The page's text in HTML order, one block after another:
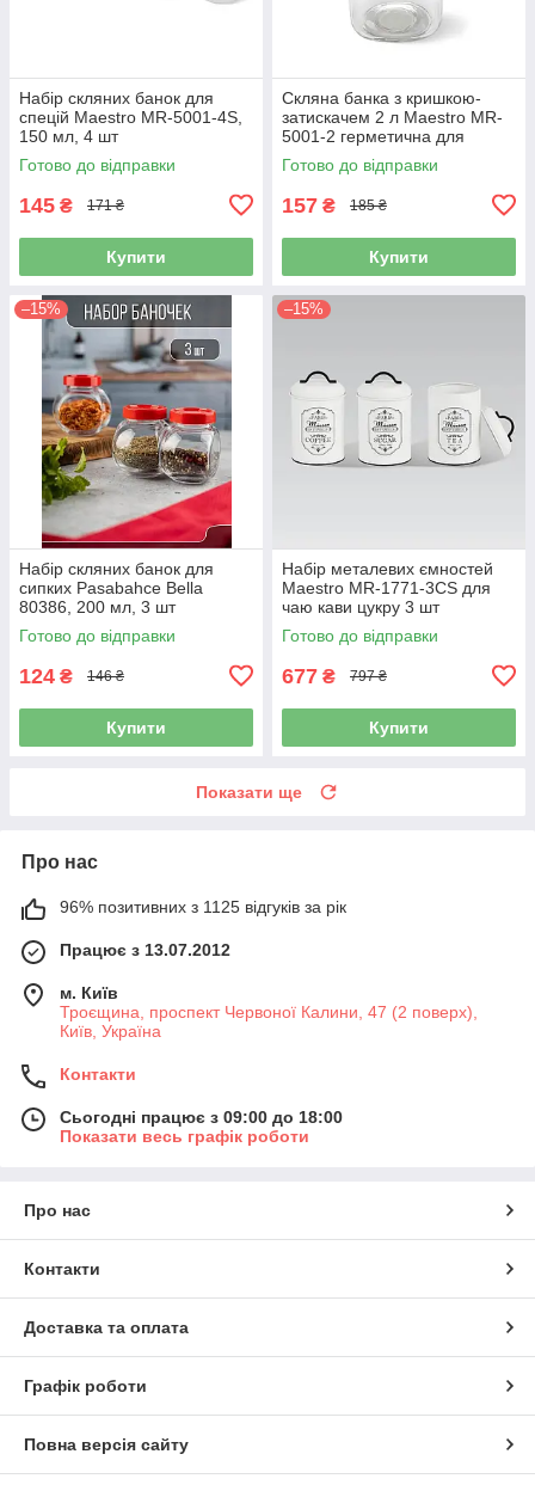
Набір скляних банок для
спецій Maestro MR-5001-4S,
150 мл, 4 шт
Готово до відправки
145 ₴ 171 ₴
Купити
Скляна банка з кришкою-
затискачем 2 л Maestro MR-
5001-2 герметична для
продуктів
Готово до відправки
157 ₴ 185 ₴
Купити
–15%
Набір скляних банок для
сипких Pasabahce Bella
80386, 200 мл, 3 шт
Готово до відправки
124 ₴ 146 ₴
Купити
–15%
Набір металевих ємностей
Maestro MR-1771-3CS для
чаю кави цукру 3 шт
Готово до відправки
677 ₴ 797 ₴
Купити
Показати ще
Про нас
96% позитивних з 1125 відгуків за рік
Працює з 13.07.2012
м. Київ
Троєщина, проспект Червоної Калини, 47 (2 поверх),
Київ, Україна
Контакти
Сьогодні працює з 09:00 до 18:00
Показати весь графік роботи
Про нас
Контакти
Доставка та оплата
Графік роботи
Повна версія сайту